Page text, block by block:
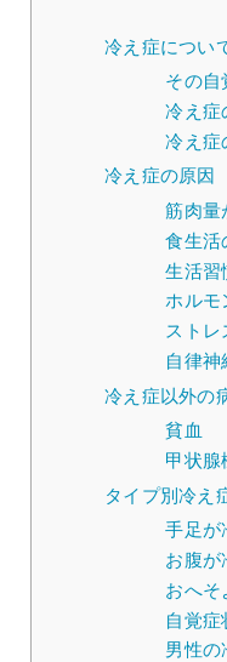
冷え症につい
その自
冷え症
冷え症
冷え症の原因
筋肉量
食生活
生活習
ホルモ
ストレ
自律神
冷え症以外の
貧血
甲状腺
タイプ別冷え
手足が
お腹が
おへそ
自覚症
男性の